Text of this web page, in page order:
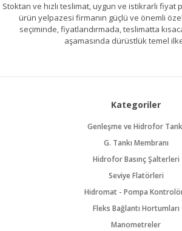
Stoktan ve hızlı teslimat, uygun ve istikrarlı fiyat
ürün yelpazesi firmanın güçlü ve önemli
seçiminde, fiyatlandırmada, teslimatta
aşamasında dürüstlük temel
Kategoriler
Genleşme ve Hidrofor
G. Tankı Membranı
Hidrofor Basınç Şalterleri
Seviye Flatörleri
Hidromat - Pompa
Fleks Bağlantı Hortumları
Manometreler